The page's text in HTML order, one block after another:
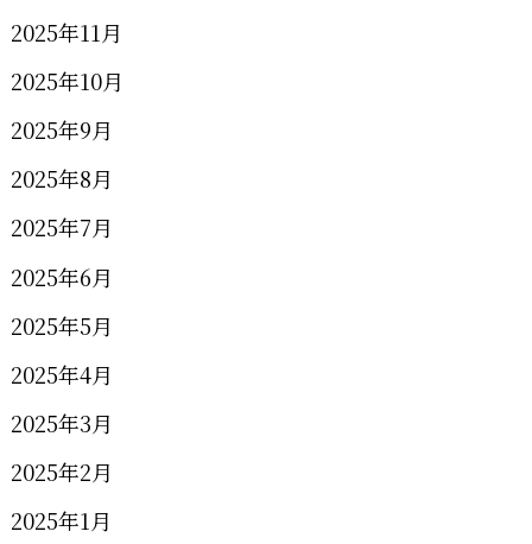
2025年11月
2025年10月
2025年9月
2025年8月
2025年7月
2025年6月
2025年5月
2025年4月
2025年3月
2025年2月
2025年1月